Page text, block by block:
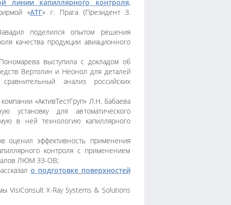
линии капиллярного контроля,
«АТГ» г. Прага (Президент З.
поделился опытом решения
качества продукции авиационного
выступила с докладом об
Вертолин и Неонол для деталей
анализ российских
«АктивТестГруп» Л.Н. Бабаева
установку для автоматического
в ней технологию капиллярного
оценил эффективность применения
контроля с применением
ЛЮМ 33-ОВ;
о подготовке поверхностей
VisiConsult X-Ray Systems & Solutions